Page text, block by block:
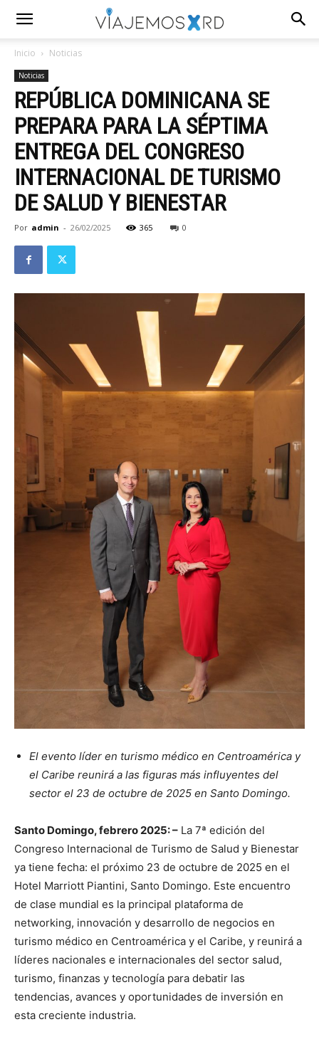
Inicio Noticias
Noticias
REPÚBLICA DOMINICANA SE
PREPARA PARA LA SÉPTIMA
ENTREGA DEL CONGRESO
INTERNACIONAL DE TURISMO
DE SALUD Y BIENESTAR
Por admin - 26/02/2025 365 0
El evento líder en turismo médico en Centroamérica y
el Caribe reunirá a las figuras más influyentes del
sector el 23 de octubre de 2025 en Santo Domingo.
Santo Domingo, febrero 2025: – La 7ª edición del
Congreso Internacional de Turismo de Salud y Bienestar
ya tiene fecha: el próximo 23 de octubre de 2025 en el
Hotel Marriott Piantini, Santo Domingo. Este encuentro
de clase mundial es la principal plataforma de
networking, innovación y desarrollo de negocios en
turismo médico en Centroamérica y el Caribe, y reunirá a
líderes nacionales e internacionales del sector salud,
turismo, finanzas y tecnología para debatir las
tendencias, avances y oportunidades de inversión en
esta creciente industria.